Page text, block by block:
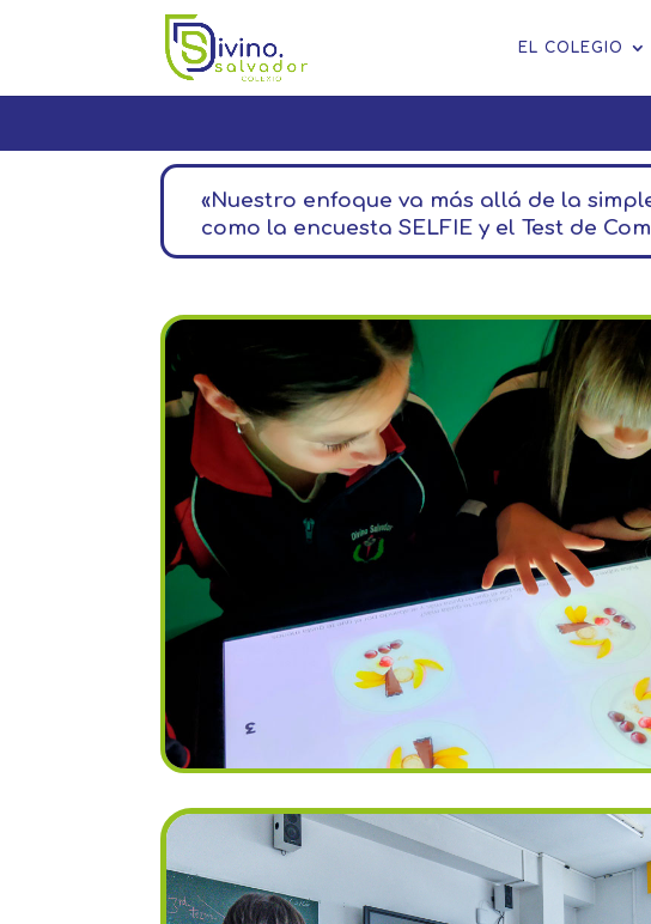
EL COLEGIO
«Nuestro enfoque va más allá de la
como la encuesta SELFIE y el Test de